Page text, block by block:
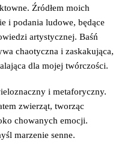
Źródłem moich
i podania ludowe, będące
artystycznej. Baśń
chaotyczna i zaskakująca,
dla mojej twórczości.
i metaforyczny.
zwierząt, tworząc
chowanych emocji.
yśl marzenie senne.